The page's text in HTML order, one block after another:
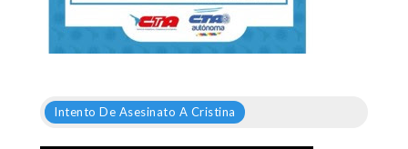
Intento De Asesinato A Cristina